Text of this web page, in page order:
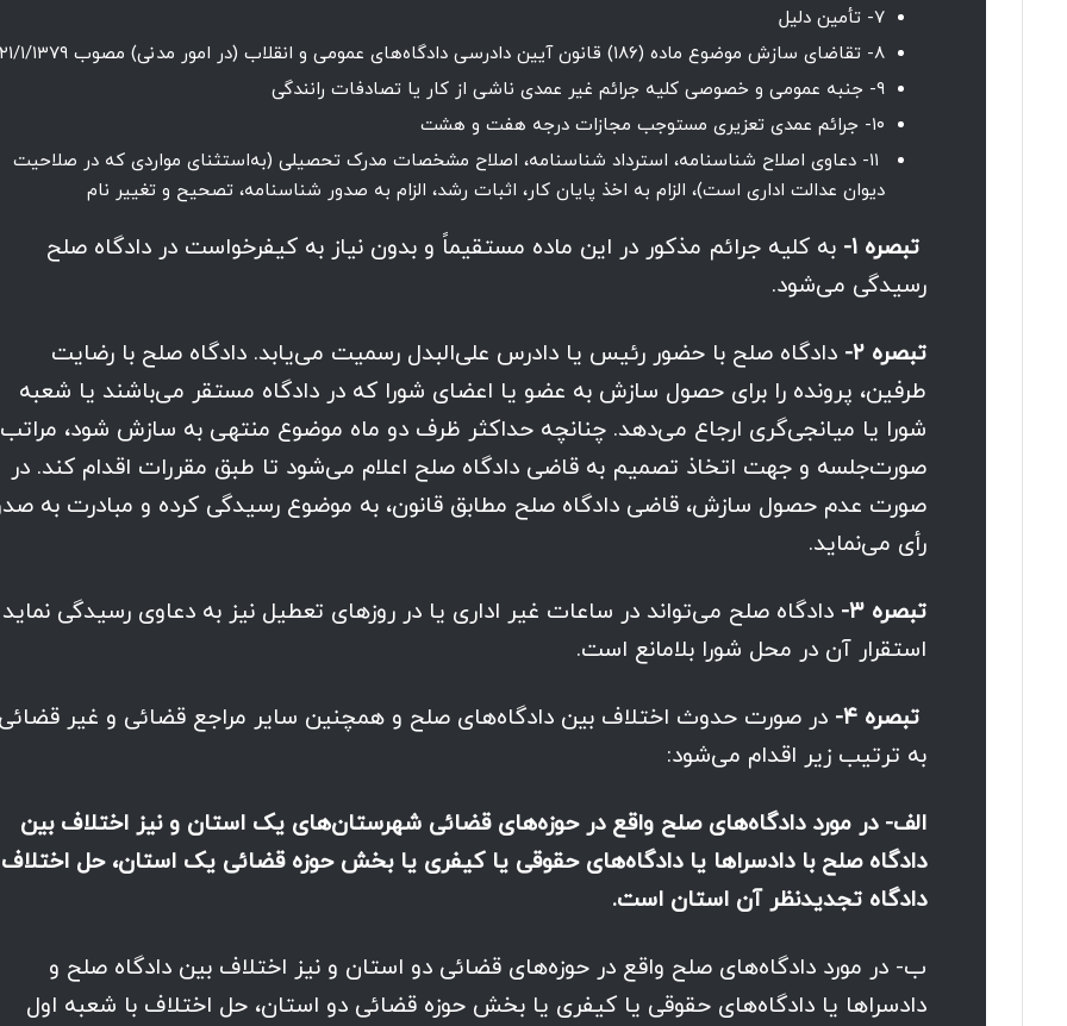
۷- تأمین دلیل
۸- تقاضای سازش موضوع ماده (۱۸۶) قانون آیین دادرسی دادگاه‌های عمومی و انقلاب (در امور مدنی) مصوب ۲۱/۱/۱۳۷۹
۹- جنبه عمومی و خصوصی کلیه جرائم غیر عمدی ناشی از کار یا تصادفات رانندگی
۱۰- جرائم عمدی تعزیری مستوجب مجازات درجه هفت و هشت
۱۱- دعاوی اصلاح شناسنامه، استرداد شناسنامه، اصلاح مشخصات مدرک تحصیلی (به‌استثنای مواردی که در صلاحیت
دیوان عدالت اداری است)، الزام به اخذ پایان کار، اثبات رشد، الزام به صدور شناسنامه، تصحیح و تغییر نام
تبصره ۱-
به کلیه جرائم مذکور در این ماده مستقیماً و بدون نیاز به کیفرخواست در دادگاه صلح
رسیدگی می‌شود.
تبصره ۲-
دادگاه صلح با حضور رئیس یا دادرس علی‌البدل رسمیت می‌یابد. دادگاه صلح با رضایت
طرفین، پرونده را برای حصول سازش به عضو یا اعضای شورا که در دادگاه مستقر می‌باشند یا شعبه
شورا یا میانجی‌گری ارجاع می‌دهد. چنانچه حداکثر ظرف دو ماه موضوع منتهی به سازش شود، مراتب
صورت‌جلسه و جهت اتخاذ تصمیم به قاضی دادگاه صلح اعلام می‌شود تا طبق مقررات اقدام کند. در
صورت عدم حصول سازش، قاضی دادگاه صلح مطابق قانون، به موضوع رسیدگی کرده و مبادرت به
رأی می‌نماید.
تبصره ۳-
دادگاه صلح می‌تواند در ساعات غیر اداری یا در روزهای تعطیل نیز به دعاوی رسیدگی
استقرار آن در محل شورا بلامانع است.
تبصره ۴-
در صورت حدوث اختلاف بین دادگاه‌های صلح و همچنین سایر مراجع قضائی و غیر
به ترتیب زیر اقدام می‌شود:
الف- در مورد دادگاه‌های صلح واقع در حوزه‌های قضائی شهرستان‌های یک استان و نیز اختلاف بین
دادگاه صلح با دادسراها یا دادگاه‌های حقوقی یا کیفری یا بخش حوزه قضائی یک استان، حل اختلاف
دادگاه تجدیدنظر آن استان است.
ب- در مورد دادگاه‌های صلح واقع در حوزه‌های قضائی دو استان و نیز اختلاف بین دادگاه صلح و
دادسراها یا دادگاه‌های حقوقی یا کیفری یا بخش حوزه قضائی دو استان، حل اختلاف با شعبه اول